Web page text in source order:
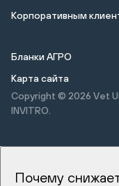
Корпоративным
Бланки АГРО
Карта сайта
Copyright © 2026 Vet
INVITRO.
Почему